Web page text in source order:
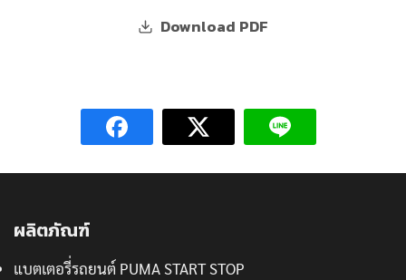
Download PDF
ผลิตภัณฑ์
แบตเตอรี่รถยนต์ PUMA START STOP